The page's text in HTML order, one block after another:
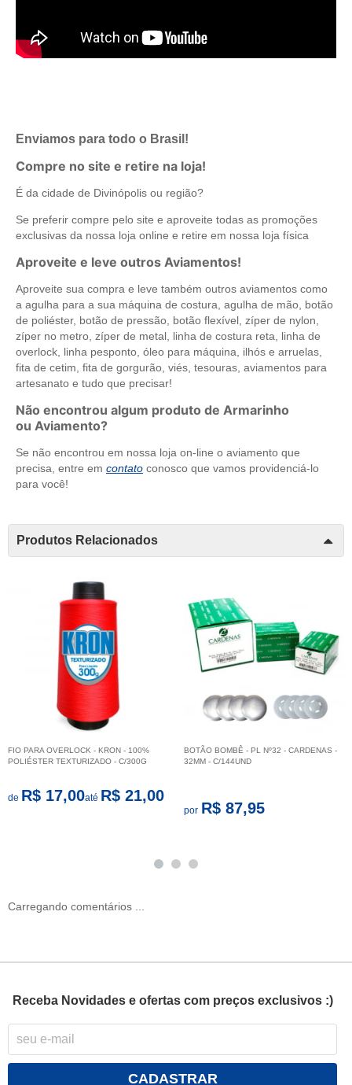
Enviamos para todo o Brasil!
Compre no site e retire na loja!
É da cidade de Divinópolis ou região?
Se preferir compre pelo site e aproveite todas as promoções
exclusivas da nossa loja online e retire em nossa loja física
Aproveite e leve outros Aviamentos!
Aproveite sua compra e leve também outros aviamentos como
a agulha para a sua máquina de costura, agulha de mão, botão
de poliéster, botão de pressão, botão flexível, zíper de nylon,
zíper no metro, zíper de metal, linha de costura reta, linha de
overlock, linha pesponto, óleo para máquina, ilhós e arruelas,
fita de cetim, fita de gorgurão, viés, tesouras, aviamentos para
artesanato e tudo que precisar!
Não encontrou algum produto de Armarinho
ou Aviamento?
Se não encontrou em nossa loja on-line o aviamento que
precisa, entre em contato conosco que vamos providenciá-lo
para você!
Produtos Relacionados
FIO PARA OVERLOCK - KRON - 100%
POLIÉSTER TEXTURIZADO - C/300G
de R$ 17,00até R$ 21,00
BOTÃO BOMBÊ - PL Nº32 - CARDENAS -
32MM - C/144UND
por R$ 87,95
Carregando comentários ...
Receba Novidades e ofertas com preços exclusivos :)
CADASTRAR